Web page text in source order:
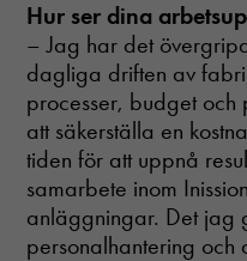
Hur ser dina
– Jag har det
dagliga driften av
processer, budget och
att säkerställa en
tiden för att uppnå
samarbete inom
anläggningar. Det jag
personalhantering och